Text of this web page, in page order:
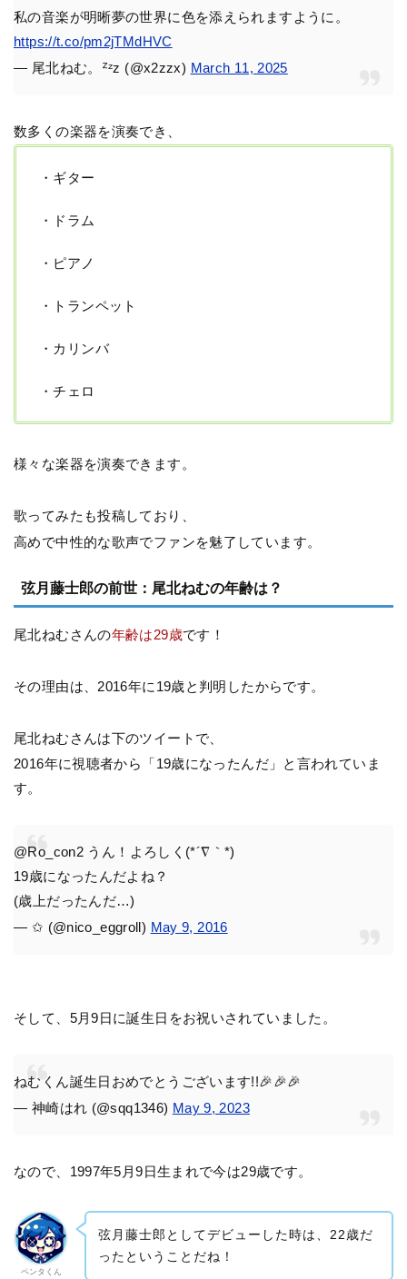
私の音楽が明晰夢の世界に色を添えられますように。
https://t.co/pm2jTMdHVC
— 尾北ねむ。ᙆᶻz (@x2zzx) March 11, 2025
数多くの楽器を演奏でき、
・ギター
・ドラム
・ピアノ
・トランペット
・カリンバ
・チェロ
様々な楽器を演奏できます。
歌ってみたも投稿しており、
高めで中性的な歌声でファンを魅了しています。
弦月藤士郎の前世：尾北ねむの年齢は？
尾北ねむさんの年齢は29歳です！
その理由は、2016年に19歳と判明したからです。
尾北ねむさんは下のツイートで、
2016年に視聴者から「19歳になったんだ」と言われていま
す。
@Ro_con2 うん！よろしく(*´∇｀*)
19歳になったんだよね？
(歳上だったんだ…)
— ✩ (@nico_eggroll) May 9, 2016
そして、5月9日に誕生日をお祝いされていました。
ねむくん誕生日おめでとうございます!!🎉🎉🎉
— 神崎はれ (@sqq1346) May 9, 2023
なので、1997年5月9日生まれで今は29歳です。
ペンタくん
弦月藤士郎としてデビューした時は、22歳だ
ったということだね！